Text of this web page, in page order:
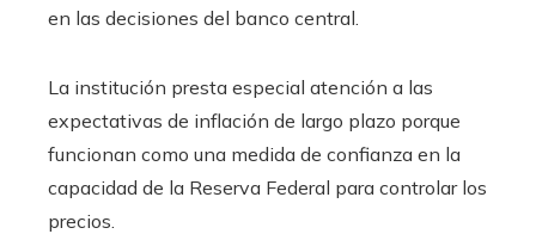
en las decisiones del banco central.
La institución presta especial atención a las
expectativas de inflación de largo plazo porque
funcionan como una medida de confianza en la
capacidad de la Reserva Federal para controlar los
precios.